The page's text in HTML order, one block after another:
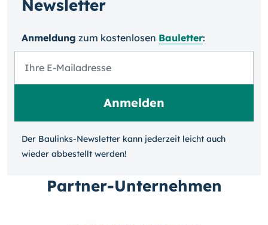
Newsletter
Anmeldung zum kosten­losen Bauletter:
Der Baulinks-Newsletter kann jeder­zeit leicht auch
wieder ab­bestellt werden!
Partner-Unternehmen